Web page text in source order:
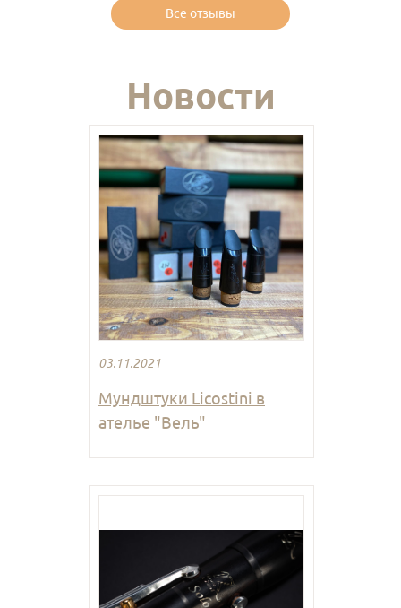
Все отзывы
Новости
03.11.2021
Мундштуки Licostini в
ателье "Вель"